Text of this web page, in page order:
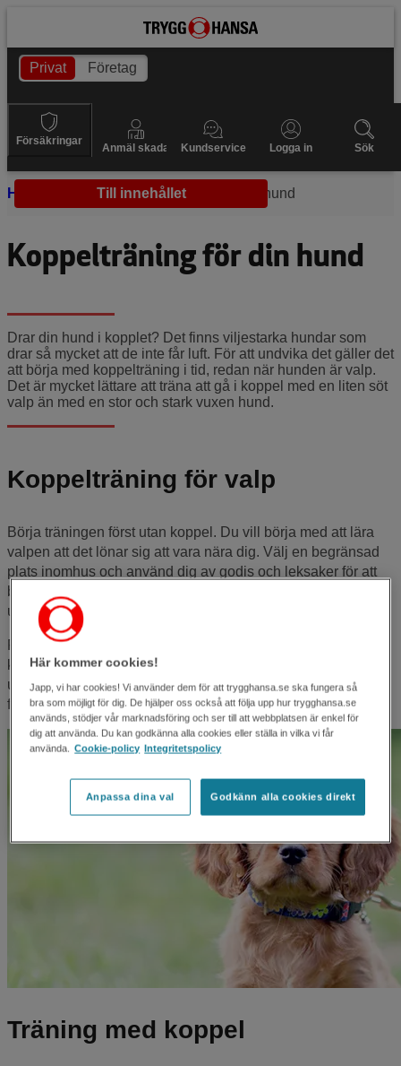
Till innehållet
Privat Företag
Försäkringar
Anmäl skada Kundservice Logga in Sök
Hem Hundvalpar Koppelträning hund
Koppelträning för din hund
Drar din hund i kopplet? Det finns viljestarka hundar som
drar så mycket att de inte får luft. För att undvika det gäller det
att börja med koppelträning i tid, redan när hunden är valp.
Det är mycket lättare att träna att gå i koppel med en liten söt
valp än med en stor och stark vuxen hund.
Koppelträning för valp
Börja träningen först utan koppel. Du vill börja med att lära
valpen att det lönar sig att vara nära dig. Välj en begränsad
plats inomhus och använd dig av godis och leksaker för att
belöna valpen. Du belönar valpen så fort den visar dig
uppmärksamhet och när den kommer till dig.
Flytta dig ett steg från valpen och ropa på den. När den
kommer belönar du igen. Utöka avståndet till hunden och
upprepa. Rör dig sedan i rummet och om valpen väljer att
följa vid din sida så belönar du.
Träning med koppel
Här kommer cookies!
Japp, vi har cookies! Vi använder dem för att trygghansa.se ska fungera så
bra som möjligt för dig. De hjälper oss också att följa upp hur trygghansa.se
används, stödjer vår marknadsföring och ser till att webbplatsen är enkel för
dig att använda. Du kan godkänna alla cookies eller ställa in vilka vi får
använda. Cookie-policy Integritetspolicy
Anpassa dina val Godkänn alla cookies direkt